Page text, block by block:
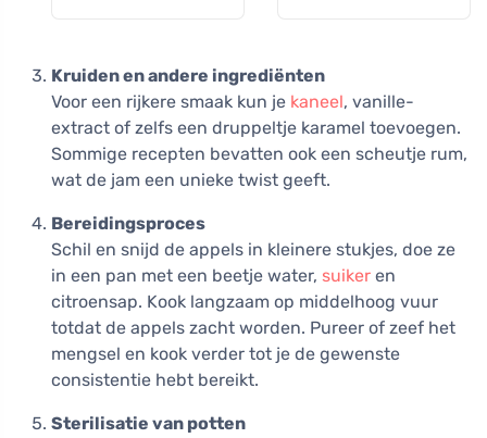
maanden
Kruiden en andere ingrediënten
Voor een rijkere smaak kun je kaneel, vanille-
extract of zelfs een druppeltje karamel toevoegen.
Sommige recepten bevatten ook een scheutje rum,
wat de jam een unieke twist geeft.
Bereidingsproces
Schil en snijd de appels in kleinere stukjes, doe ze
in een pan met een beetje water, suiker en
citroensap. Kook langzaam op middelhoog vuur
totdat de appels zacht worden. Pureer of zeef het
mengsel en kook verder tot je de gewenste
consistentie hebt bereikt.
Sterilisatie van potten